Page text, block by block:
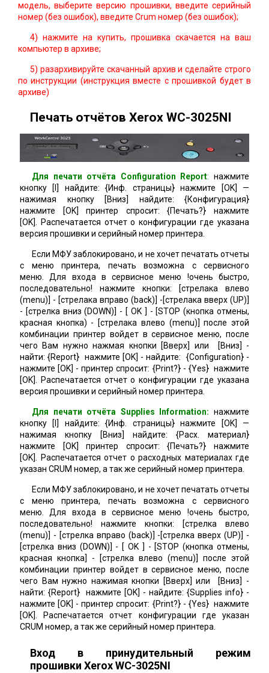
модель, выберите версию прошивки, введите серийный
номер (без ошибок), введите Crum номер (без ошибок);
4) нажмите на купить, прошивка скачается на ваш
компьютер в архиве;
5) разархивируйте скачанный архив и сделайте строго
по инструкции (инструкция вместе с прошивкой будет в
архиве)
Печать отчётов Xerox WC-3025NI
Для печати отчёта Configuration Report: нажмите
кнопку [I] найдите: {Инф. страницы} нажмите [OK] —
нажимая кнопку [Вниз] найдите: {Конфигурация}
нажмите [OK] принтер спросит: {Печать?} нажмите
[OK]. Распечатается отчет о конфигурации где указана
версия прошивки и серийный номер принтера.
Если МФУ заблокировано, и не хочет печатать отчеты
с меню принтера, печать возможна с сервисного
меню. Для входа в сервисное меню !очень быстро,
последовательно! нажмите кнопки: [cтрелака влево
(menu)] - [cтрелака вправо (back)] -[cтрелака вверх (UP)]
- [стрелка вниз (DOWN)] - [ OK ] - [STOP (кнопка отмены,
красная кнопка) - [cтрелака влево (menu)] после этой
комбинации принтер войдет в сервисное меню, после
чего Вам нужно нажмая кнопки [Вверх] или [Вниз] -
найти: {Report} нажмите [OK] - найдите: {Configuration} -
нажмите [OK] - принтер спросит: {Print?} - {Yes} нажмите
[OK]. Распечатается отчет о конфигурации где указана
версия прошивки и серийный номер принтера.
Для печати отчёта Supplies Information: нажмите
кнопку [I] найдите: {Инф. страницы} нажмите [OK] —
нажимая кнопку [Вниз] найдите: {Расх. материал}
нажмите [OK] принтер спросит: {Печать?} нажмите
[OK]. Распечатается отчет о расходных материалах где
указан CRUM номер, а так же серийный номер принтера.
Если МФУ заблокировано, и не хочет печатать отчеты
с меню принтера, печать возможна с сервисного
меню. Для входа в сервисное меню !очень быстро,
последовательно! нажмите кнопки: [cтрелка влево
(menu)] - [cтрелка вправо (back)] -[cтрелка вверх (UP)] -
[стрелка вниз (DOWN)] - [ OK ] - [STOP (кнопка отмены,
красная кнопка] - [cтрелка влево (menu)] после этой
комбинации принтер войдет в сервисное меню, после
чего Вам нужно нажимая кнопки [Вверх] или [Вниз] -
найти: {Report} нажмите [OK] - найдите: {Supplies info} -
нажмите [OK] - принтер спросит: {Print?} - {Yes} нажмите
[OK]. Распечатается отчет конфигурации где указан
CRUM номер, а так же серийный номер принтера.
Вход в принудительный режим
прошивки Xerox WC-3025NI